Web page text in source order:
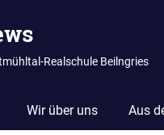
Realschule Beilngries
Wir über uns Aus